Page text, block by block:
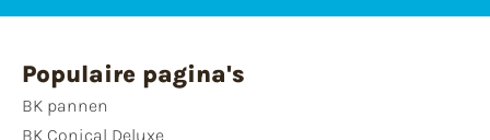
Populaire pagina's
BK pannen
BK Conical Deluxe